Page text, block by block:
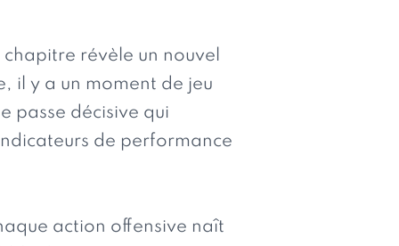
chapitre révèle un nouvel
il y a un moment de jeu
passe décisive qui
de performance
action offensive naît